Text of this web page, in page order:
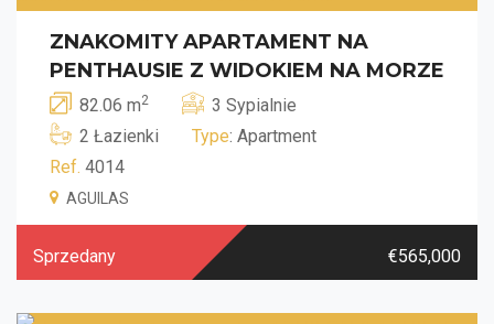
ZNAKOMITY APARTAMENT NA
PENTHAUSIE Z WIDOKIEM NA MORZE
82.06 m2
3 Sypialnie
2 Łazienki
Type: Apartment
Ref. 4014
AGUILAS
Sprzedany €565,000